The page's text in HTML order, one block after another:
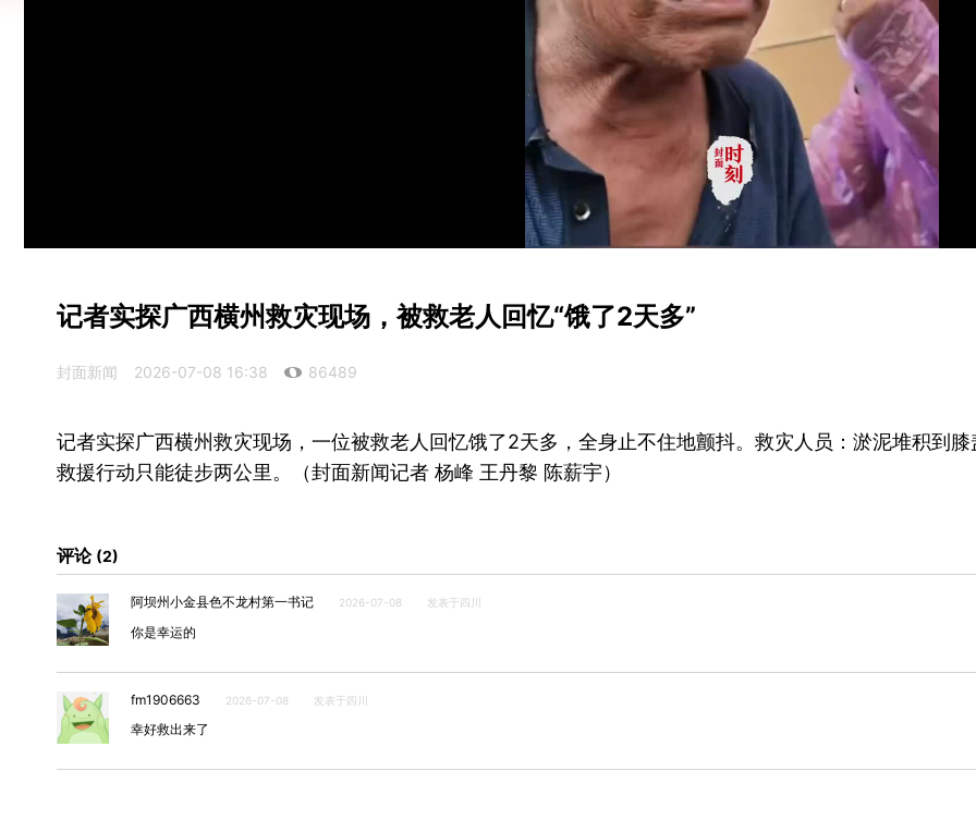
记者实探广西横州救灾现场，被救老人回忆“饿了2天多”
封面新闻 2026-07-08 16:38 86489
记者实探广西横州救灾现场，一位被救老人回忆饿了2天多，全身止不住地颤抖。救灾人员：淤泥堆积到膝
救援行动只能徒步两公里。（封面新闻记者 杨峰 王丹黎 陈薪宇）
评论 2
阿坝州小金县色不龙村第一书记 2026-07-08 发表于四川
你是幸运的
fm1906663 2026-07-08 发表于四川
幸好救出来了